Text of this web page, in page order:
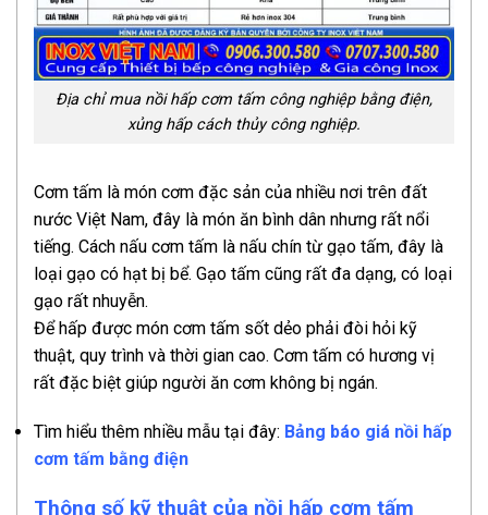
Địa chỉ mua nồi hấp cơm tấm công nghiệp bằng điện,
xủng hấp cách thủy công nghiệp.
Cơm tấm là món cơm đặc sản của nhiều nơi trên đất
nước Việt Nam, đây là món ăn bình dân nhưng rất nổi
tiếng. Cách nấu cơm tấm là nấu chín từ gạo tấm, đây là
loại gạo có hạt bị bể. Gạo tấm cũng rất đa dạng, có loại
gạo rất nhuyễn.
Để hấp được món cơm tấm sốt dẻo phải đòi hỏi kỹ
thuật, quy trình và thời gian cao. Cơm tấm có hương vị
rất đặc biệt giúp người ăn cơm không bị ngán.
Tìm hiểu thêm nhiều mẫu tại đây: Bảng báo giá nồi hấp
cơm tấm bằng điện
Thông số kỹ thuật của nồi hấp cơm tấm